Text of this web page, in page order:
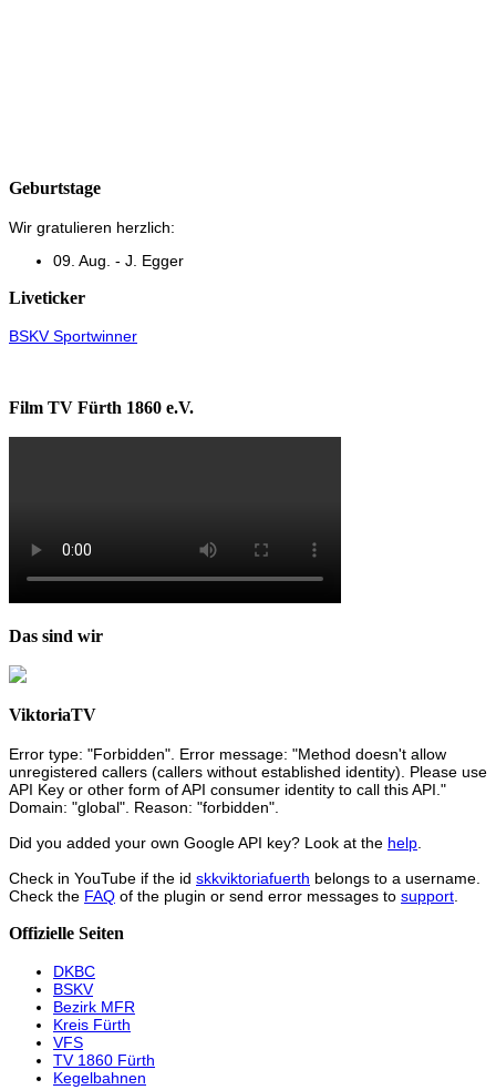
Geburtstage
Wir gratulieren herzlich:
09. Aug. - J. Egger
Liveticker
BSKV Sportwinner
Film TV Fürth 1860 e.V.
Das sind wir
ViktoriaTV
Error type: "Forbidden". Error message: "Method doesn't allow
unregistered callers (callers without established identity). Please use
API Key or other form of API consumer identity to call this API."
Domain: "global". Reason: "forbidden".
Did you added your own Google API key? Look at the help
Check in YouTube if the id skkviktoriafuerth belongs to a username.
Check the FAQ of the plugin or send error messages to support
Offizielle Seiten
DKBC
BSKV
Bezirk MFR
Kreis Fürth
VFS
TV 1860 Fürth
Kegelbahnen